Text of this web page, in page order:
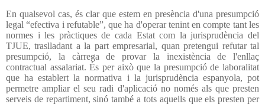
En qualsevol cas, és clar que estem en presència d'una presumpció
legal “efectiva i refutable”, que ha d'operar tenint en compte tant les
normes i les pràctiques de cada Estat com la jurisprudència del
TJUE, traslladant a la part empresarial, quan pretengui refutar tal
presumpció, la càrrega de provar la inexistència de l'enllaç
contractual assalariat. És per això que la presumpció de laboralitat
que ha establert la normativa i la jurisprudència espanyola, pot
permetre ampliar el seu radi d'aplicació no només als que presten
serveis de repartiment, sinó també a tots aquells que els presten per